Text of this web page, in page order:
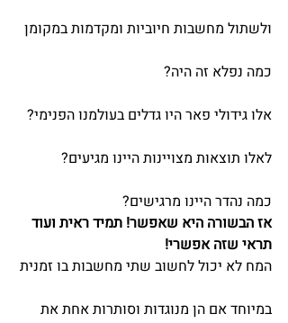
ולשתול מחשבות חיוביות ומקדמות במקומן
כמה נפלא זה היה?
אלו גידולי פאר היו גדלים בעולמנו הפנימי?
לאלו תוצאות מצויינות היינו מגיעים?
כמה נהדר היינו מרגישים?
אז הבשורה היא שאפשר! תמיד ראית ועוד
תראי שזה אפשרי!
המח לא יכול לחשוב שתי מחשבות בו זמנית
במיוחד אם הן מנוגדות וסותרות אחת את